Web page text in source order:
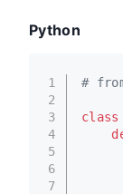
Python
1
2
3
4
5
6
7
#
class